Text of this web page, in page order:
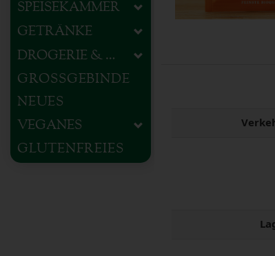
SPEISEKAMMER
GETRÄNKE
DROGERIE & HAUSHALT
GROSSGEBINDE
NEUES
VEGANES
GLUTENFREIES